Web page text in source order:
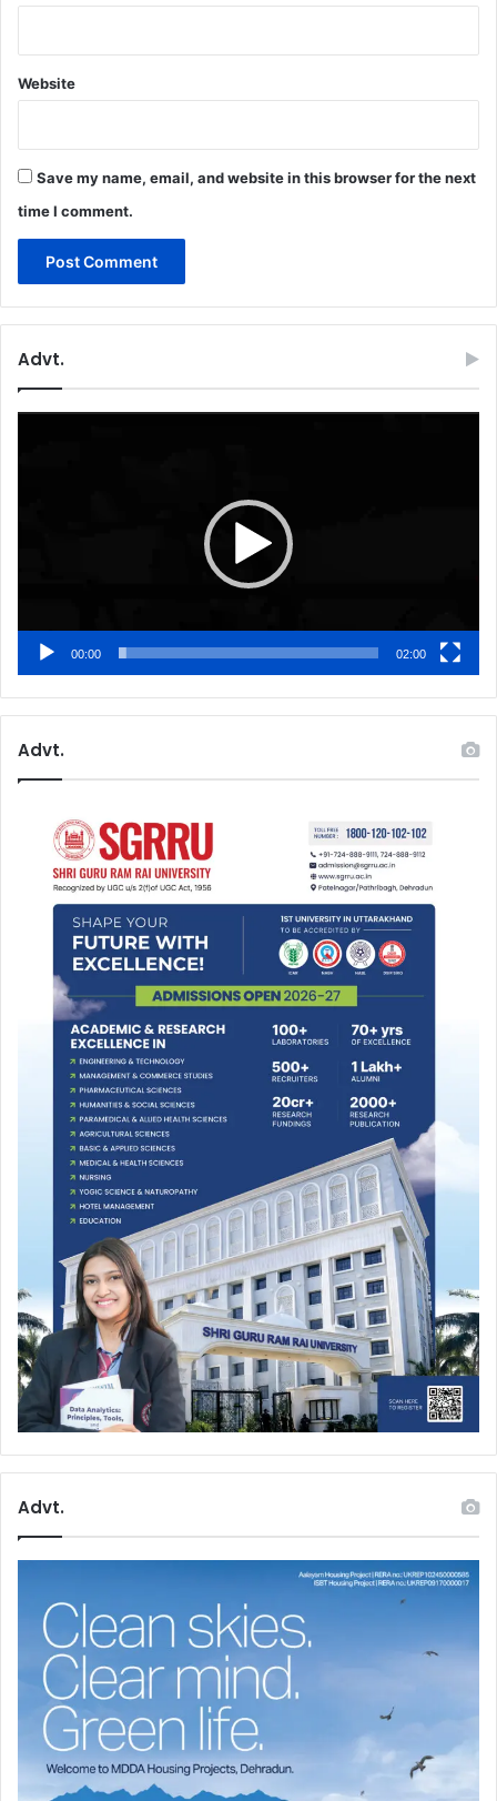
Website
Save my name, email, and website in this browser for the next
time I comment.
Advt.
00:00 02:00
Advt.
Advt.